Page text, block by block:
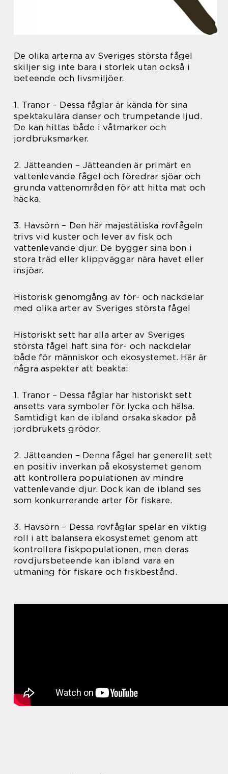
De olika arterna av Sveriges största fågel
skiljer sig inte bara i storlek utan också i
beteende och livsmiljöer.
1. Tranor – Dessa fåglar är kända för sina
spektakulära danser och trumpetande ljud.
De kan hittas både i våtmarker och
jordbruksmarker.
2. Jätteanden – Jätteanden är primärt en
vattenlevande fågel och föredrar sjöar och
grunda vattenområden för att hitta mat och
häcka.
3. Havsörn – Den här majestätiska rovfågeln
trivs vid kuster och lever av fisk och
vattenlevande djur. De bygger sina bon i
stora träd eller klippväggar nära havet eller
insjöar.
Historisk genomgång av för- och nackdelar
med olika arter av Sveriges största fågel
Historiskt sett har alla arter av Sveriges
största fågel haft sina för- och nackdelar
både för människor och ekosystemet. Här är
några aspekter att beakta:
1. Tranor – Dessa fåglar har historiskt sett
ansetts vara symboler för lycka och hälsa.
Samtidigt kan de ibland orsaka skador på
jordbrukets grödor.
2. Jätteanden – Denna fågel har generellt sett
en positiv inverkan på ekosystemet genom
att kontrollera populationen av mindre
vattenlevande djur. Dock kan de ibland ses
som konkurrerande arter för fiskare.
3. Havsörn – Dessa rovfåglar spelar en viktig
roll i att balansera ekosystemet genom att
kontrollera fiskpopulationen, men deras
rovdjursbeteende kan ibland vara en
utmaning för fiskare och fiskbestånd.